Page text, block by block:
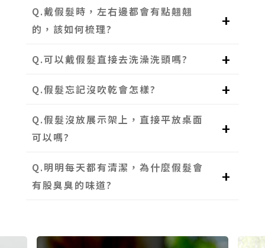
Q.戴假髮時，左右邊都會有點翹翹
的，該如何梳理?
Q.可以戴假髮直接去洗澡洗頭嗎?
Q.假髮忘記沒吹乾會怎樣?
Q.假髮沒放展示架上，直接平放桌面
可以嗎?
Q.明明每天都有清潔，為什麼假髮會
有股臭臭的味道?